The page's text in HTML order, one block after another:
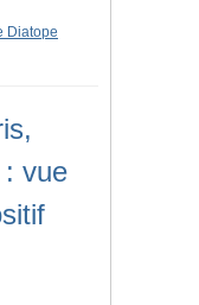
Diatope
: vue